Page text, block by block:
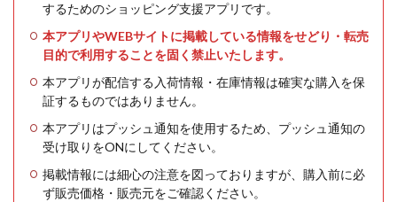
するためのショッピング支援アプリです。
本アプリやWEBサイトに掲載している情報をせどり・転売
目的で利用することを固く禁止いたします。
本アプリが配信する入荷情報・在庫情報は確実な購入を保
証するものではありません。
本アプリはプッシュ通知を使用するため、プッシュ通知の
受け取りをONにしてください。
掲載情報には細心の注意を図っておりますが、購入前に必
ず販売価格・販売元をご確認ください。